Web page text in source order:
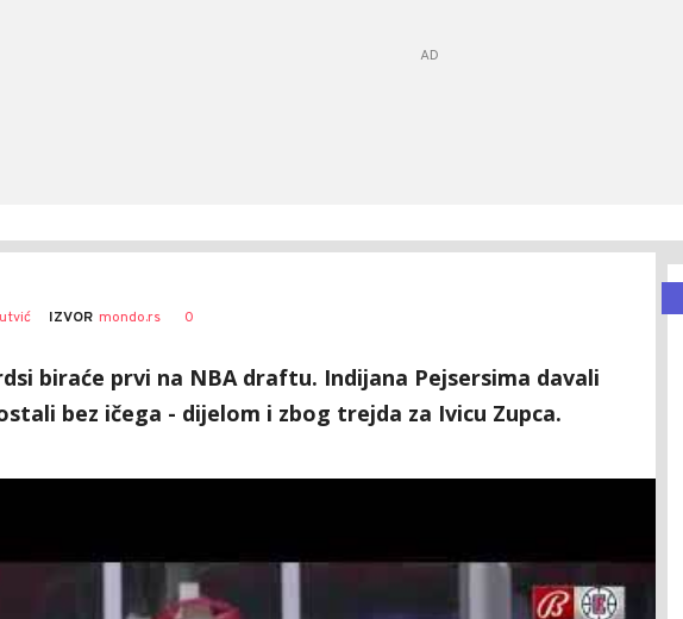
IZVOR mondo.rs 0
biraće prvi na NBA draftu. Indijana Pejsersima davali
bez ičega - dijelom i zbog trejda za Ivicu Zupca.